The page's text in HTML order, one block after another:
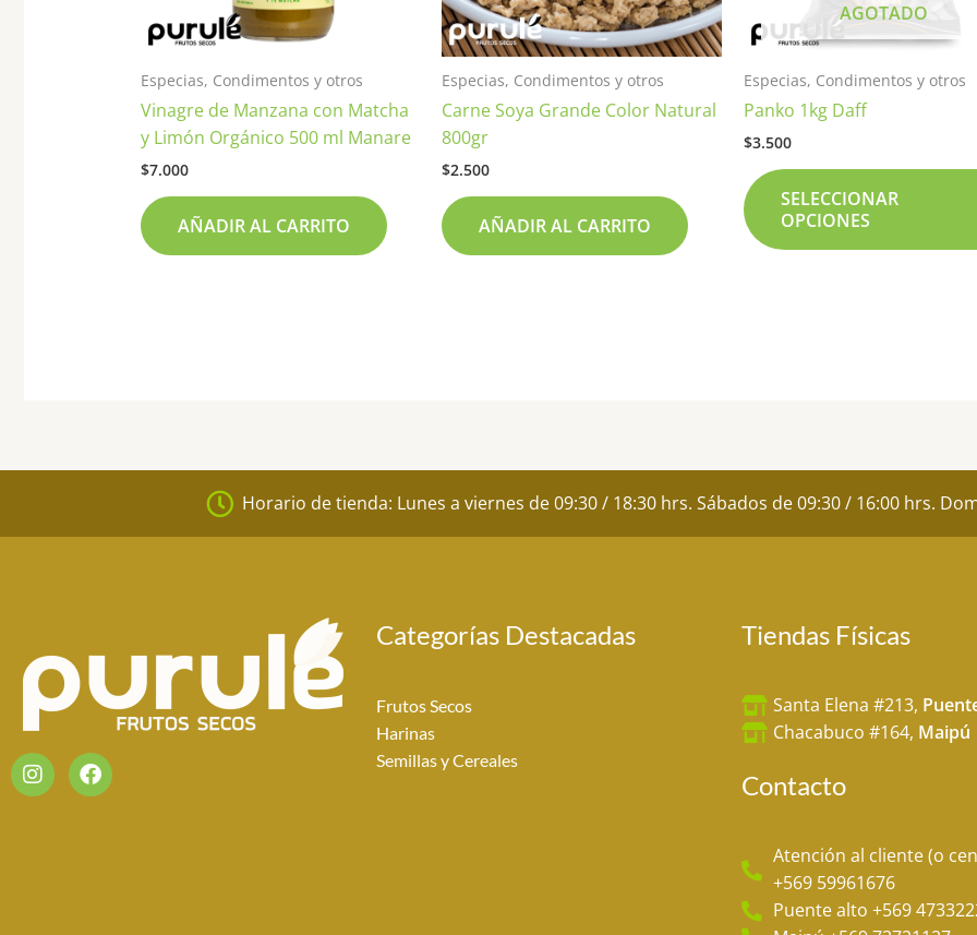
Especias, Condimentos y otros
Vinagre de Manzana con Matcha
y Limón Orgánico 500 ml Manare
$7.000
AÑADIR AL CARRITO
Especias, Condimentos y otros
Carne Soya Grande Color Natural
800gr
$2.500
AÑADIR AL CARRITO
AGOTADO
Especias, Condimentos y otros
Panko 1kg Daff
$3.500
SELECCIONAR
OPCIONES
Horario de tienda: Lunes a viernes de 09:30 / 18:30 hrs. Sábados de 09:30 / 16:00 hrs.
I
n
s
F
a
c
Categorías Destacadas
Frutos Secos
Harinas
Semillas y Cereales
Tiendas Físicas
Santa Elena #213,
Chacabuco #164, Maipú
Contacto
Atención al cliente (o
+569 59961676
Puente alto +569